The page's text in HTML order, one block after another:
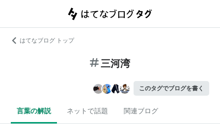
はてなブログ トップ
三河湾
このタグでブログを書く
言葉の解説 ネットで話題 関連ブログ